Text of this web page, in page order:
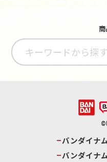
商
バンダイナ
バンダイナ